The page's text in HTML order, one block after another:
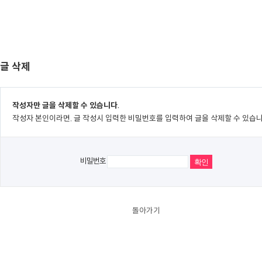
글 삭제
작성자만 글을 삭제할 수 있습니다.
작성자 본인이라면, 글 작성시 입력한 비밀번호를 입력하여 글을 삭제할 수 있습
비밀번호
돌아가기